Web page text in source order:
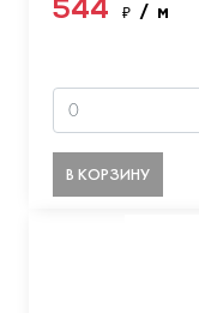
544 ₽ / м
В КОРЗИНУ